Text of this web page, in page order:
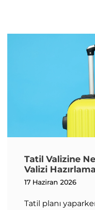
Tatil Valizine
Valizi
17 Haziran 2026
Tatil planı